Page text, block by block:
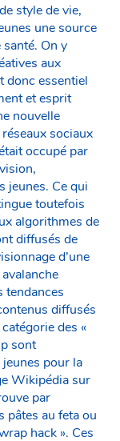
style de vie,
une source
On y
aux
donc essentiel
et esprit
nouvelle
sociaux
occupé par
jeunes. Ce qui
toutefois
algorithmes de
diffusés de
d’une
tendances
diffusés
des «
sont
pour la
Wikipédia sur
par
pâtes au feta ou
hack ». Ces